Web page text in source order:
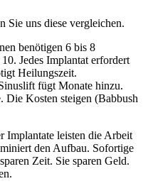
Sie uns diese vergleichen.
benötigen 6 bis 8
Jedes Implantat erfordert
Heilungszeit.
fügt Monate hinzu.
Die Kosten steigen (Babbush
Implantate leisten die Arbeit
den Aufbau. Sofortige
Zeit. Sie sparen Geld.